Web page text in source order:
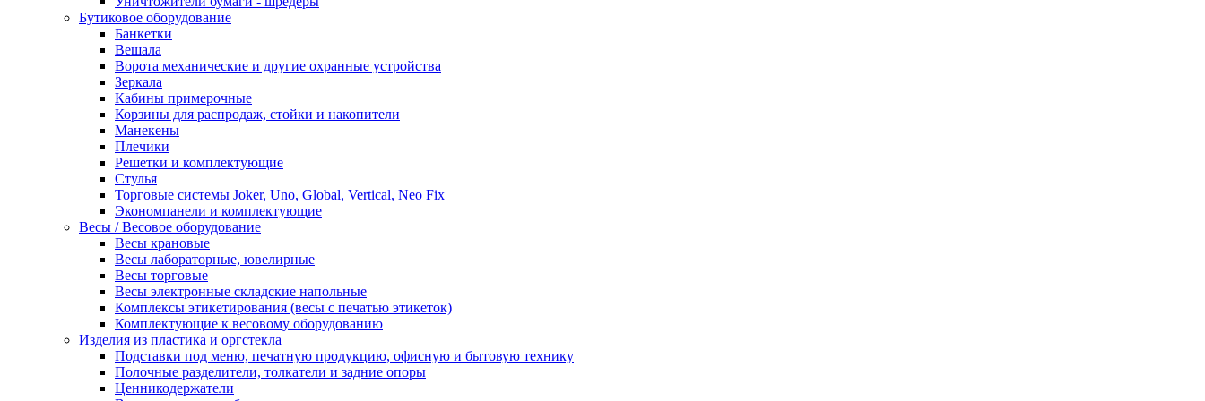
Бутиковое оборудование
Банкетки
Вешала
Ворота механические и другие охранные устройства
Зеркала
Кабины примерочные
Корзины для распродаж, стойки и накопители
Манекены
Плечики
Решетки и комплектующие
Стулья
Торговые системы Joker, Uno, Global, Vertical, Neo Fix
Экономпанели и комплектующие
Весы / Весовое оборудование
Весы крановые
Весы лабораторные, ювелирные
Весы торговые
Весы электронные складские напольные
Комплексы этикетирования (весы с печатью этикеток)
Комплектующие к весовому оборудованию
Изделия из пластика и оргстекла
Подставки под меню, печатную продукцию, офисную и бытовую технику
Полочные разделители, толкатели и задние опоры
Ценникодержатели